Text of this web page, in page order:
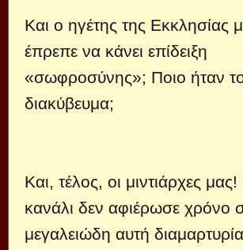
Και ο ηγέτης της Εκκλησίας
έπρεπε να κάνει επίδειξη
«σωφροσύνης»; Ποιο ήταν
διακύβευμα;
Και, τέλος, οι μιντιάρχες
κανάλι δεν αφιέρωσε χρόνο
μεγαλειώδη αυτή